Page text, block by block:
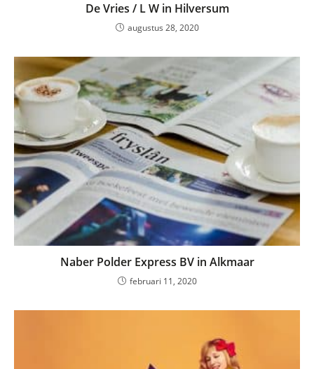
De Vries / L W in Hilversum
augustus 28, 2020
Naber Polder Express BV in Alkmaar
februari 11, 2020